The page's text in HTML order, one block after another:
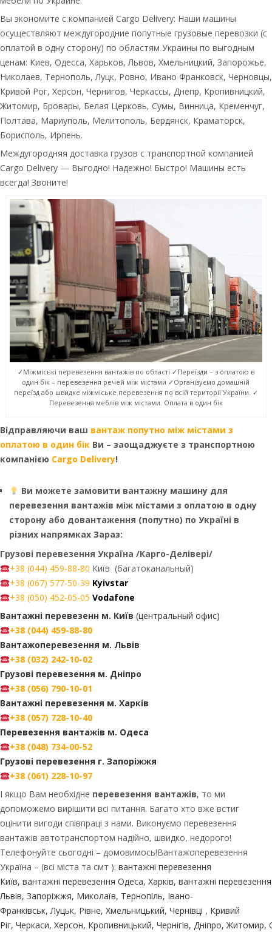
Вы экономите с компанией Cargo Delivery: Наши машины
осуществляют междугородние попутные грузовые перевозки (с
оплатой в одну сторону) по областям Украины по выгодным
ценам: Киев, Одесса, Харьков, Львов, Хмельницкий, Запорожье,
Николаев, Тернополь, Луцк, Ровно, Ивано Франковск, Черновцы,
Кривой Рог, Херсон, Чернигов, Черкассы, Днепр, Кропивницкий,
Житомир, Бровары, Белая Церковь, Сумы, Винница, Кременчуг,
Полтава, Мариуполь, Мелитополь, Бердянск, Краматорск,
Борисполь, Ирпень.
Междугородняя доставка грузов с транспортной компанией
Cargo Delivery — Выгодно! Надежно! Быстро! Машины есть
всегда! Звоните!
✓Міжміські перевезення вантажів по області ✓Переїзди – з оплатою в
один бік – перевезення речей між містами ✓Організуємо домашній
переїзд або швидке міжміське перевезення по всій території України. ✓
Перевезення меблів між містами. Оплата в один бік
Відправляючи ваш вантаж попутно між містами з
оплатою в один бік Ви – заощаджуєте з транспортною
компанією Cargo Delivery!
Ви можете замовити вантажну машину для
перевезення вантажів між містами з оплатою в одну
сторону або довантаження (попутно) по Україні в
різних напрямках Зараз:
Грузові перевезення Україна /Карго-Делівері/
+38 (044) 459-88-80 Київ (багатоканальный)
+38 (067) 577-50-39 Kyivstar
+38 (050) 452-05-05 Vodafone
Вантажні перевезенн м. Київ (центральный офис)
+38 (044) 459-88-80
Вантажоперевезення м. Львів
+38 (032) 242-10-02
Грузові перевезення м. Дніпро
+38 (056) 790-10-01
Вантажні перевезення м. Харків
+38 (057) 728-10-40
Перевезення вантажів м. Одеса
+38 (048) 734-00-52
Грузові перевезення г. Запоріжжя
+38 (061) 228-10-97
І якщо Вам необхідне перевезення вантажів, то ми
допоможемо вирішити всі питання. Багато хто вже встиг
оцінити вигоди співпраці з нами. Виконуємо перевезення
вантажів автотранспортом надійно, швидко, недорого!
Телефонуйте сьогодні – домовимось!Вантажоперевезення
Україна – (всі міста та смт ): вантажні перевезення
Київ, вантажні перевезення Одеса, Харків, вантажні перевезення
Львів, Запоріжжя, Миколаїв, Тернопіль, Івано-
Франківськ,Луцьк, Рівне, Хмельницький, Чернівці , Кривий
Ріг, Черкаси, Херсон, Кропивницький, Чернігів, Дніпро,Житомир,